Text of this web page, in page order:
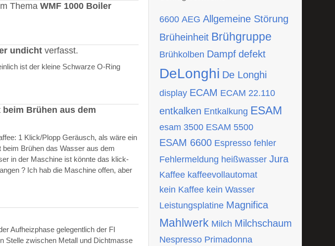
ThemaWMF 1000 Boiler
undicht verfasst.
ist der kleine Schwarze O-Ring
beim Brühen aus dem
1 Klick/Plopp Geräusch, als wäre ein
Brühen das Wasser aus dem
in der Maschine ist könnte das klick-
? Ich hab die Maschine offen, aber
Aufheizphase gelegentlich der FI
Stelle zwischen Metall und Dichtmasse
6600 AEG Allgemeine Störung
Brüheinheit Brühgruppe
Brühkolben Dampf defekt
DeLonghi De Longhi
display ECAM ECAM 22.110
entkalken Entkalkung ESAM
esam 3500 ESAM 5500
ESAM 6600 Espresso fehler
Fehlermeldung heißwasser Jura
Kaffee kaffeevollautomat
kein Kaffee kein Wasser
Leistungsplatine Magnifica
Mahlwerk Milch Milchschaum
Nespresso Primadonna